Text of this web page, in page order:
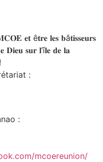
𝐞𝐭 ê𝐭𝐫𝐞 𝐥𝐞𝐬 𝐛â𝐭𝐢𝐬𝐬𝐞𝐮𝐫𝐬
𝐃𝐢𝐞𝐮 𝐬𝐮𝐫 𝐥’î𝐥𝐞 𝐝𝐞 𝐥𝐚
:
:
mcoereunion/